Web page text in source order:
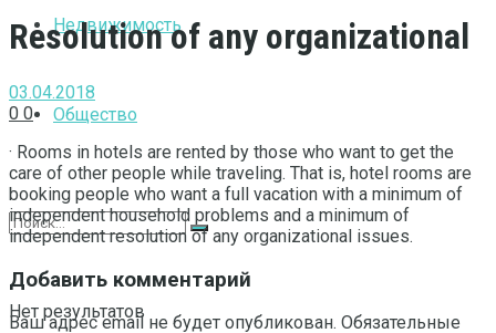
Недвижимость
Общество
Нет результатов
Resolution of any organizational
03.04.2018
0 0
· Rooms in hotels are rented by those who want to get the
care of other people while traveling. That is, hotel rooms are
booking people who want a full vacation with a minimum of
independent household problems and a minimum of
independent resolution of any organizational issues.
Добавить комментарий
Ваш адрес email не будет опубликован. Обязательные